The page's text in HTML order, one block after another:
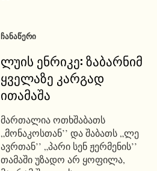
ᲩᲐᲜᲐᲬᲔᲠᲘ
ლუის ენრიკე: ზაბარნიმ
ყველაზე კარგად
ითამაშა
მართალია ოთხშაბათს
„მონაკოსთან’’ და შაბათს „ლე
ავრთან’’ „პარი სენ ჟერმენის’’
თამაში უზადო არ ყოფილა,